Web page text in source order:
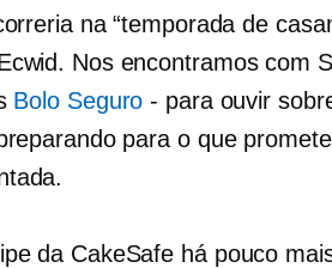
na “temporada de
Nos encontramos com
Bolo Seguro - para ouvir
para o que
da CakeSafe há pouco